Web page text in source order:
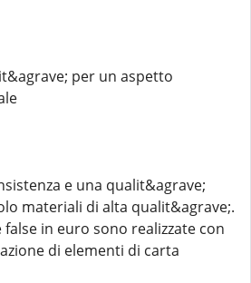
per un aspetto
e una qualit&agrave;
materiali di alta qualit&agrave;.
in euro sono realizzate con
di elementi di carta